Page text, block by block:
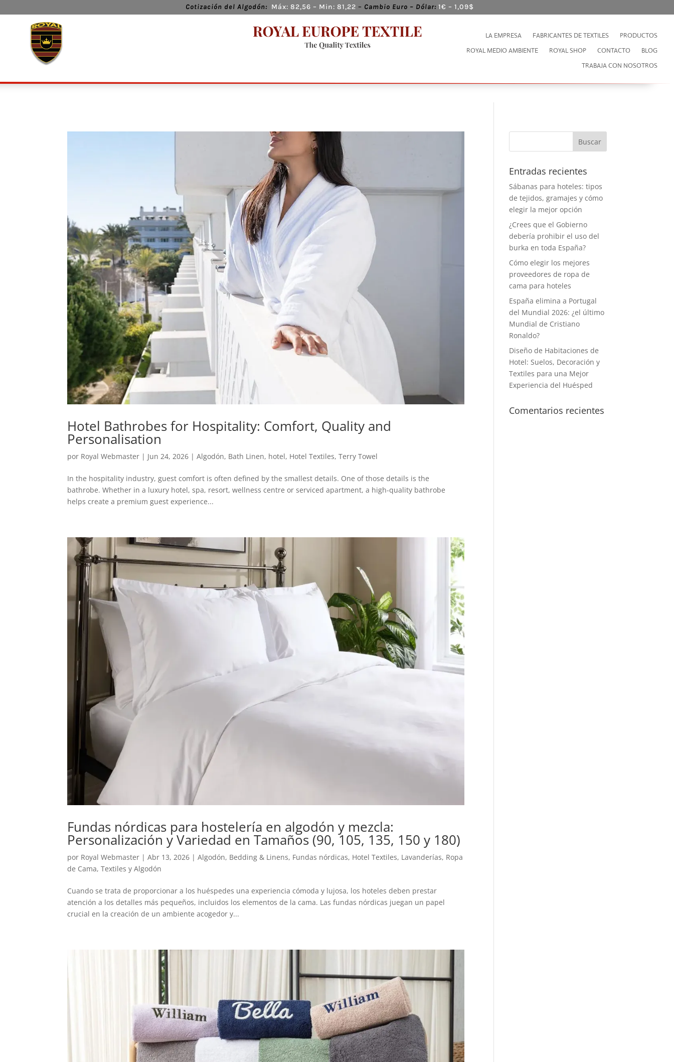
Cotización del Algodón: Máx: 82,56 – Min: 81,22 – Cambio Euro – Dólar:1€ – 1,09$
LA EMPRESA FABRICANTES DE TEXTILES
PRODUCTOS
ROYAL MEDIO AMBIENTE
ROYAL SHOP CONTACTO
BLOG
TRABAJA CON NOSOTROS
Hotel Bathrobes for Hospitality: Comfort, Quality and
Personalisation
por Royal Webmaster | Jun 24, 2026 |Algodón, Bath Linen, hotel, Hotel Textiles,Terry Towel
In the hospitality industry, guest comfort is often defined by the smallest details. One of those details is the
bathrobe. Whether in a luxury hotel, spa, resort, wellness centre or serviced apartment, a high-quality bathrobe
helps create a premium guest experience...
Fundas nórdicas para hostelería en algodón y mezcla:
Personalización y Variedad en Tamaños (90, 105, 135, 150 y 180)
por Royal Webmaster |Abr 13, 2026 |Algodón, Bedding & Linens, Fundas nórdicas, Hotel Textiles, Lavanderías, Ropa
de Cama,Textiles y Algodón
Cuando se trata de proporcionar a los huéspedes una experiencia cómoda y lujosa, los hoteles deben prestar
atención a los detalles más pequeños, incluidos los elementos de la cama. Las fundas nórdicas juegan un papel
crucial en la creación de un ambiente acogedor y...
Entradas recientes
Sábanas para hoteles: tipos
de tejidos, gramajes y cómo
elegir la mejor opción
¿Crees que el Gobierno
debería prohibir el uso del
burka en toda España?
Cómo elegir los mejores
proveedores de ropa de
cama para hoteles
España elimina a Portugal
del Mundial 2026: ¿el último
Mundial de Cristiano
Ronaldo?
Diseño de Habitaciones de
Hotel: Suelos, Decoración y
Textiles para una Mejor
Experiencia del Huésped
Comentarios recientes